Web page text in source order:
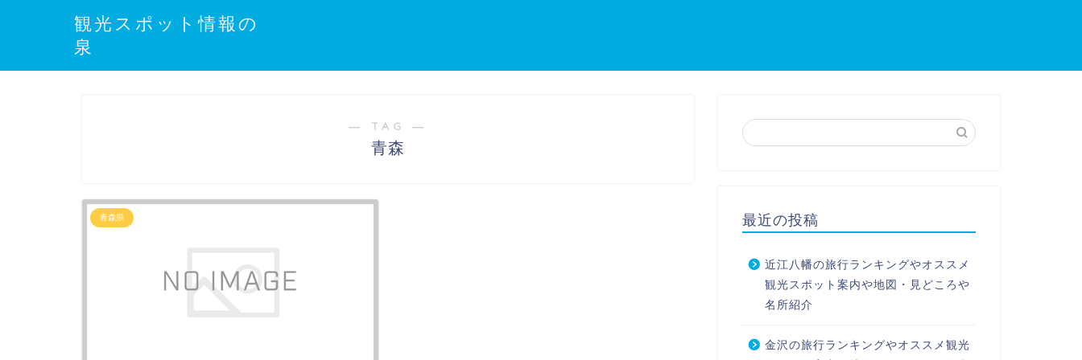
観光スポット情報の
泉
― TAG ―
青森
青森県 最近の投稿
近江八幡の旅行ランキングやオススメ
観光スポット案内や地図・見どころや
名所紹介
金沢の旅行ランキングやオススメ観光